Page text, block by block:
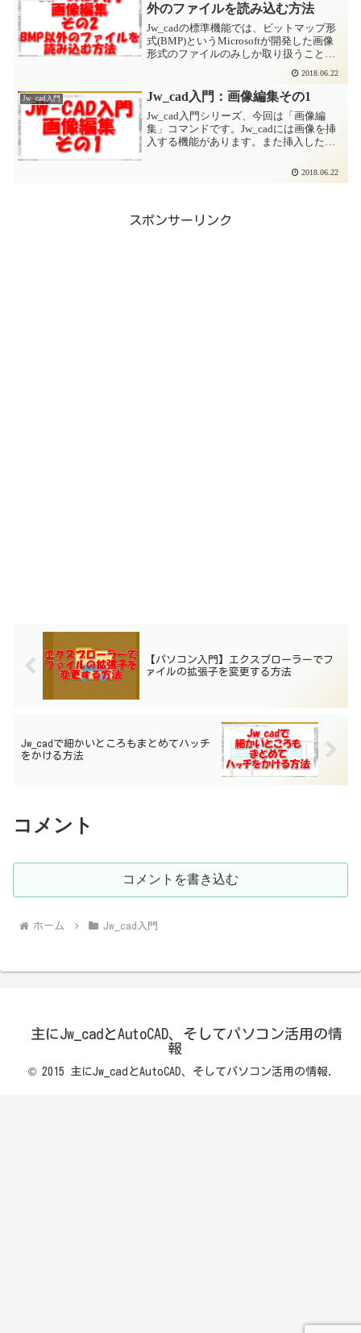
外のファイルを読み込む方法
Jw_cadの標準機能では、ビットマップ形
式(BMP)というMicrosoftが開発した画像
形式のファイルのみしか取り扱うことが
できません。スマホやデジカメで撮った
写真はJpeg形式が多いですが、通常機能
ではこれらのファイルはビットマップ形...
2018.06.22
Jw_cad入門 Jw_cad入門：画像編集その1
Jw_cad入門シリーズ、今回は「画像編
集」コマンドです。Jw_cadには画像を挿
入する機能があります。また挿入した画
一部を切り出す)機能もあります。動画を
作成しました。手順を動画にしました。
2018.06.22
スポンサーリンク
【パソコン入門】エクスプローラーでフ
ァイルの拡張子を変更する方法
Jw_cadで細かいところもまとめてハッチ
をかける方法
コメント
コメントを書き込む
ホーム Jw_cad入門
主にJw_cadとAutoCAD、そしてパソコン活用の情
報
© 2015 主にJw_cadとAutoCAD、そしてパソコン活用の情報.